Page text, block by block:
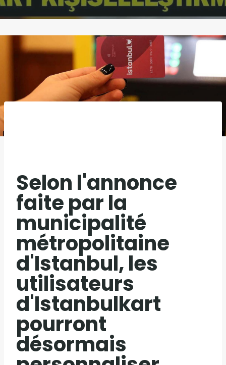
Selon l'annonce
faite par la
municipalité
métropolitaine
d'Istanbul, les
utilisateurs
d'Istanbulkart
pourront
désormais